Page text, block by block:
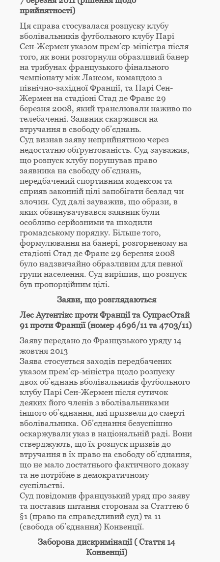
прийнятності)
Ця справа стосувалася розпуску клубу
вболівальників футбольного клубу Парі
Сен-Жермен указом прем’єр-міністра після
того, як вони розгорнули образливий банер
на трибунах французького фінального
чемпіонату між Лансом, командою з
північно-західної Франції, та Парі Сен-
Жермен на стадіоні Стад де Франс 29
березня 2008, який транслювали наживо по
телебаченні. Заявник скаржився на
втручання в свободу об’єднань.
Суд визнав заяву неприйнятною через
недостатню обґрунтованість. Суд зауважив,
що розпуск клубу порушував право
заявника на свободу об’єднань,
передбачений спортивним кодексом та
сприяв законній цілі запобігати безлад чи
злочин. Суд далі зауважив, що образи, в
яких обвинувачувався заявник були
особливо серйозними та шкодили
громадському порядку. Більше того,
формулювання на банері, розгорненому на
стадіоні Стад де Франс 29 березня 2008
було надзвичайно образливим для певної
групи населення. Суд вирішив, що розпуск
був пропорційним цілі.
Заяви, що розглядаються
Лес Аутентікс проти Франції та СупрасОтай
91 проти Франції (номер 4696/11 та 4703/11)
Заяву передано до Французького уряду 14
жовтня 2013
Заява стосується заходів передбачених
указом прем’єр-міністра щодо розпуску
двох об’єднань вболівальників футбольного
клубу Парі Сен-Жермен після сутичок
деяких його членів з вболівальниками
іншого об’єднання, які призвели до смерті
вболівальника. Об’єднання безуспішно
оскаржували указ в національній раді. Вони
стверджують, що їх розпуск призвів до
втручання в їх право на свободу об’єднання,
що не мало достатнього фактичного доказу
та не потрібне в демократичному
суспільстві.
Суд повідомив французький уряд про заяву
та поставив питання сторонам за Статтею 6
§1 (право на справедливий суд) та 11
(свобода об’єднання) Конвенції.
Заборона дискримінації ( Стаття 14
Конвенції)